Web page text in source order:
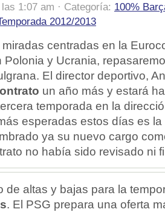
1:07 am · Categoría: 100%
2012/2013
centradas en la
Polonia y Ucrania,
El director deportivo,
un año más y estará
temporada en la
esperadas estos días es
ya su nuevo cargo
no había sido revisado ni
de altas y bajas para la
. El PSG prepara una oferta